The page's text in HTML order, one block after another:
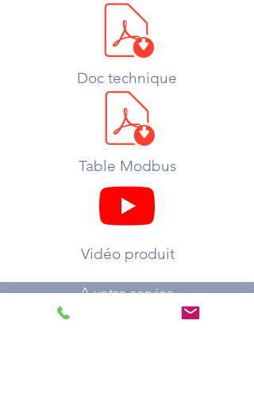
Doc technique
Table Modbus
Vidéo produit
A votre service